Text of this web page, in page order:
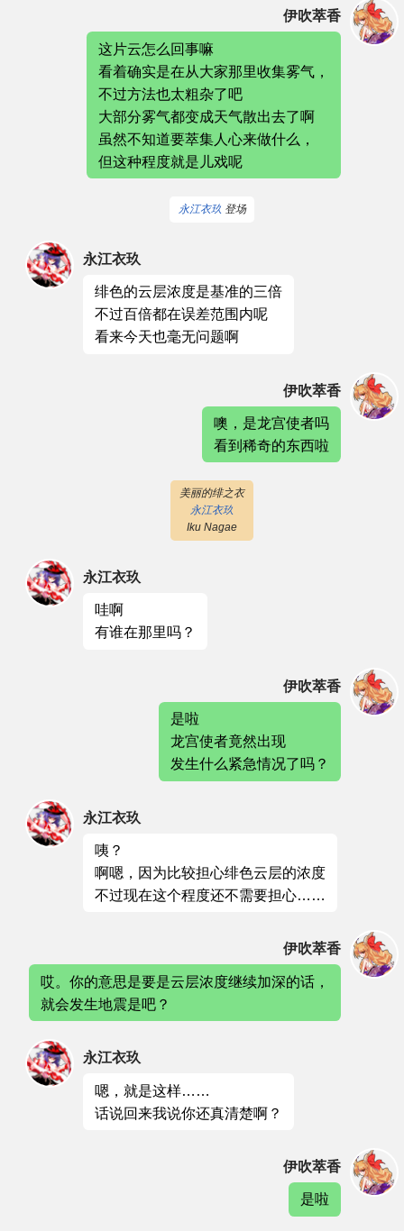
伊吹萃香
这片云怎么回事嘛
看着确实是在从大家那里收集雾气，
不过方法也太粗杂了吧
大部分雾气都变成天气散出去了啊
虽然不知道要萃集人心来做什么，
但这种程度就是儿戏呢
永江衣玖 登场
永江衣玖
绯色的云层浓度是基准的三倍
不过百倍都在误差范围内呢
看来今天也毫无问题啊
伊吹萃香
噢，是龙宫使者吗
看到稀奇的东西啦
美丽的绯之衣
永江衣玖
Iku Nagae
永江衣玖
哇啊
有谁在那里吗？
伊吹萃香
是啦
龙宫使者竟然出现
发生什么紧急情况了吗？
永江衣玖
咦？
啊嗯，因为比较担心绯色云层的浓度
不过现在这个程度还不需要担心……
伊吹萃香
哎。你的意思是要是云层浓度继续加深的话，
就会发生地震是吧？
永江衣玖
嗯，就是这样……
话说回来我说你还真清楚啊？
伊吹萃香
是啦